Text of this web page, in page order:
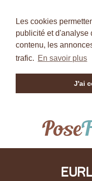
Les cookies
publicité et d'analyse
contenu, les
trafic. En savoir plus
J'ai